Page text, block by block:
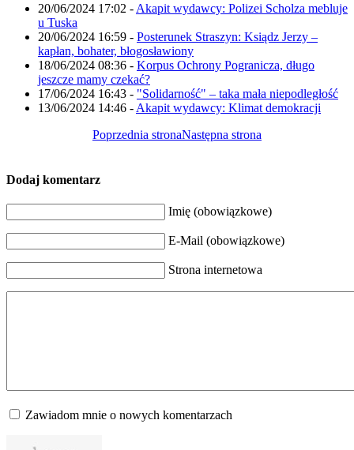
20/06/2024 17:02 - Akapit wydawcy: Polizei Scholza mebluje
u Tuska
20/06/2024 16:59 - Posterunek Straszyn: Ksiądz Jerzy –
kapłan, bohater, błogosławiony
18/06/2024 08:36 - Korpus Ochrony Pogranicza, długo
jeszcze mamy czekać?
17/06/2024 16:43 - "Solidarność" – taka mała niepodległość
13/06/2024 14:46 - Akapit wydawcy: Klimat demokracji
Poprzednia stronaNastępna strona
Dodaj komentarz
Imię (obowiązkowe)
E-Mail (obowiązkowe)
Strona internetowa
Zawiadom mnie o nowych komentarzach